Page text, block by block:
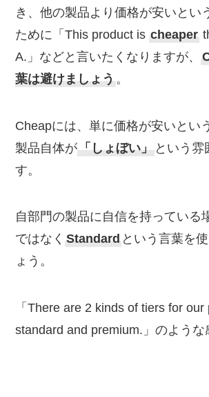
き、他の製品より価格が安いとい
ために「This product is cheaper
A.」などと言いたくなりますが、
葉は避けましょう 。
Cheapには、単に価格が安いとい
製品自体が 「しょぼい」
という雰
す。
自部門の製品に自信を持っている
ではなく Standard という言葉を
ょう。
「There are 2 kinds of tiers for our
standard and premium.」のような